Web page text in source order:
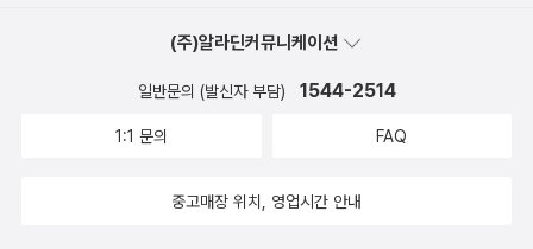
(주)알라딘커뮤니케이션
일반문의 (발신자 부담) 1544-2514
1:1 문의 FAQ
중고매장 위치, 영업시간 안내